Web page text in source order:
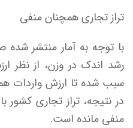
تراز تجاری همچنان منفی
با توجه به آمار منتشر شده
رشد اندک در وزن، از نظر
سبب شده تا ارزش واردات
منفی مانده است.